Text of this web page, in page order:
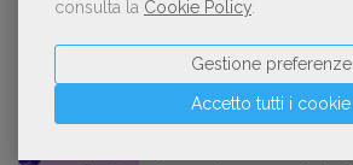
consulta la Cookie Policy
Accetto tutti i cookie
Gestione preferenze
NOTIZIE DALL'AIE